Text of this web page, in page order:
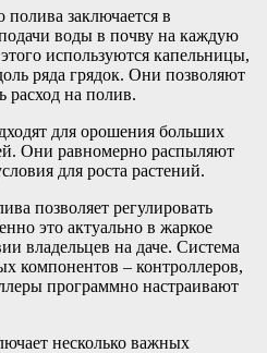
заключается в
воды в почву на каждую
используются капельницы,
ряда грядок. Они позволяют
расход на полив.
для орошения больших
Они равномерно распыляют
для роста растений.
позволяет регулировать
это актуально в жаркое
владельцев на даче. Система
компонентов – контроллеров,
программно настраивают
несколько важных